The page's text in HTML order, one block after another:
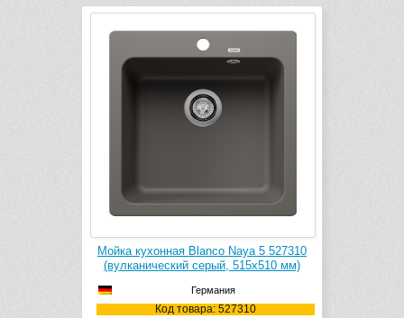
Мойка кухонная Blanco Naya 5 527310
(вулканический серый, 515х510 мм)
Германия
Код товара: 527310